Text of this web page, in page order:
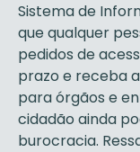
Sistema de
que qualquer
pedidos de
prazo e receba
para órgãos e
cidadão ainda
burocracia.